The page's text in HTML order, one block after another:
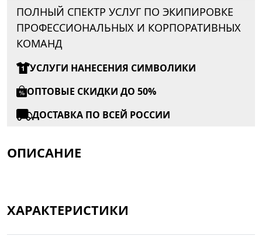
ПОЛНЫЙ СПЕКТР УСЛУГ ПО ЭКИПИРОВКЕ
ПРОФЕССИОНАЛЬНЫХ И КОРПОРАТИВНЫХ
КОМАНД
УСЛУГИ НАНЕСЕНИЯ СИМВОЛИКИ
ОПТОВЫЕ СКИДКИ ДО 50%
ДОСТАВКА ПО ВСЕЙ РОССИИ
ОПИСАНИЕ
ХАРАКТЕРИСТИКИ